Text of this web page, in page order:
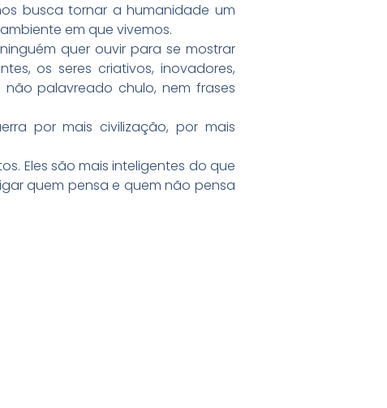
busca tornar a humanidade um
em que vivemos.
quer ouvir para se mostrar
os seres criativos, inovadores,
palavreado chulo, nem frases
por mais civilização, por mais
Eles são mais inteligentes do que
quem pensa e quem não pensa